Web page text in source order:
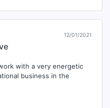
12/01/2021
with a very energetic
business in the